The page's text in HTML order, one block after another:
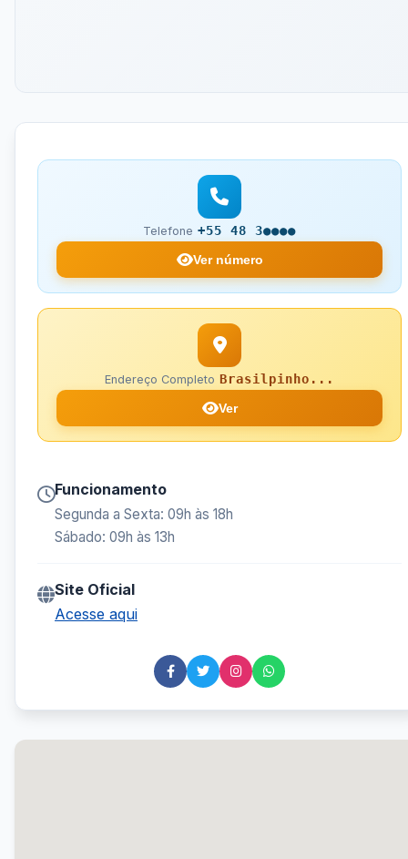
Telefone +55 48 3●●●●
Ver número
Endereço Completo Brasilpinho...
Ver
Funcionamento
Segunda a Sexta: 09h às 18h
Sábado: 09h às 13h
Site Oficial
Acesse aqui